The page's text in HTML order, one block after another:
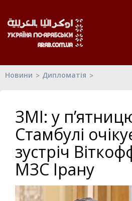
Новини Дипломатія
ЗМІ: у
Стамбулі
зустріч
МЗС Ірану